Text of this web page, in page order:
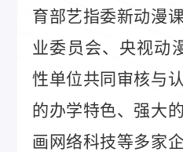
育部艺指委新动漫
业委员会、央视动
性单位共同审核与
的办学特色、强大
画网络科技等多家